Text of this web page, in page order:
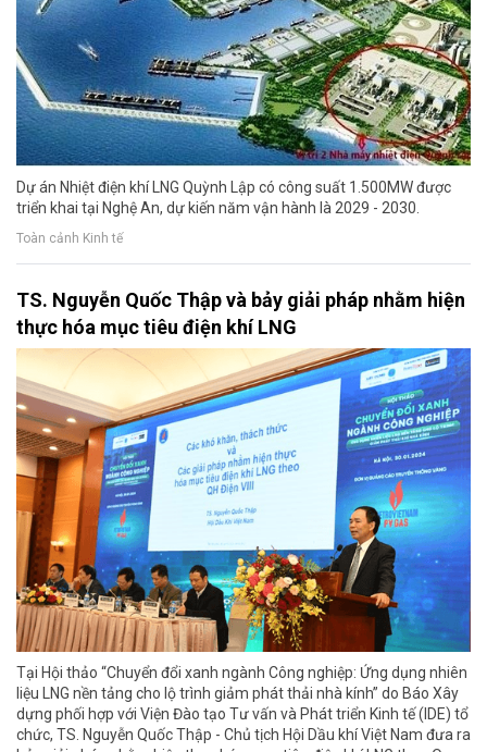
Dự án Nhiệt điện khí LNG Quỳnh Lập có công suất 1.500MW được
triển khai tại Nghệ An, dự kiến năm vận hành là 2029 - 2030.
Toàn cảnh Kinh tế
TS. Nguyễn Quốc Thập và bảy giải pháp nhằm hiện
thực hóa mục tiêu điện khí LNG
Tại Hội thảo “Chuyển đổi xanh ngành Công nghiệp: Ứng dụng nhiên
liệu LNG nền tảng cho lộ trình giảm phát thải nhà kính” do Báo Xây
dựng phối hợp với Viện Đào tạo Tư vấn và Phát triển Kinh tế (IDE) tổ
chức, TS. Nguyễn Quốc Thập - Chủ tịch Hội Dầu khí Việt Nam đưa ra